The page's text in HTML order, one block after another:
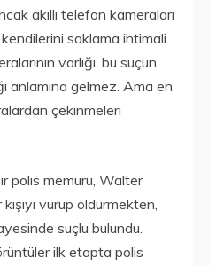
akıllı telefon kameraları
saklama ihtimali
varlığı, bu suçun
anlamına gelmez. Ama en
çekinmeleri
polis memuru, Walter
vurup öldürmekten,
suçlu bulundu.
ilk etapta polis